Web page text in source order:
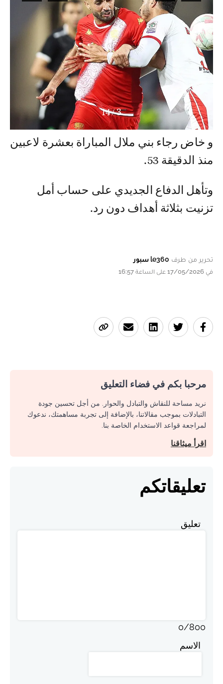
3
/
14
و خاض رجاء بني ملال المباراة بعشرة لاعبين
منذ الدقيقة 53.
وتأهل الدفاع الجديدي على حساب أمل
تزنيت بثلاثة أهداف دون رد.
تحرير من طرف le360 سبور
في 17/05/2026 على الساعة 16:57
مرحبا بكم في فضاء التعليق
نريد مساحة للنقاش والتبادل والحوار. من أجل تحسين جودة
التبادلات بموجب مقالاتنا، بالإضافة إلى تجربة مساهمتك، ندعوك
لمراجعة قواعد الاستخدام الخاصة بنا.
اقرأ ميثاقنا
تعليقاتكم
تعليق
0/800
الاسم